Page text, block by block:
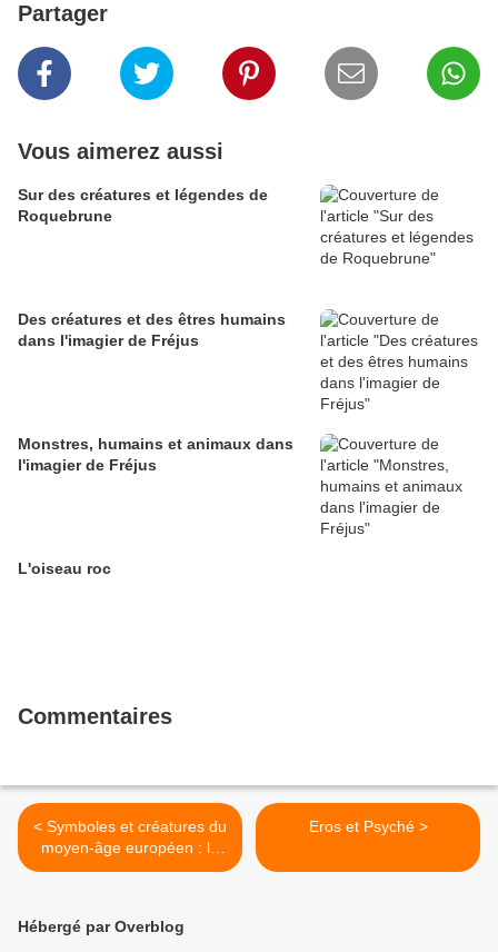
Partager
Vous aimerez aussi
Sur des créatures et légendes de
Roquebrune
Des créatures et des êtres humains
dans l'imagier de Fréjus
Monstres, humains et animaux dans
l'imagier de Fréjus
L'oiseau roc
Commentaires
< Symboles et créatures du
moyen-âge européen : la
face cachée de Fiore Dei
Eros et Psyché >
Hébergé par Overblog